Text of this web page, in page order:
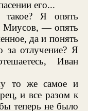
его...
Я опять
Миусов, — опять
да и понять
за отлучение? Я
Иван
то же самое и
и все разом к
теперь не было